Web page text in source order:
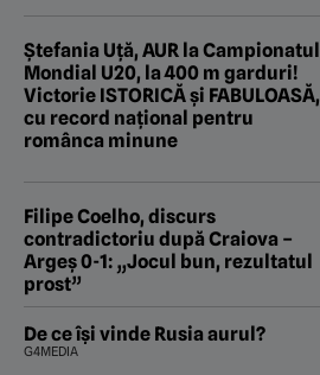
Ștefania Uță, AUR la Campionatul
Mondial U20, la 400 m garduri!
Victorie ISTORICĂ și FABULOASĂ,
cu record național pentru
românca minune
Filipe Coelho, discurs
contradictoriu după Craiova –
Argeș 0-1: „Jocul bun, rezultatul
prost”
De ce își vinde Rusia aurul?
G4MEDIA